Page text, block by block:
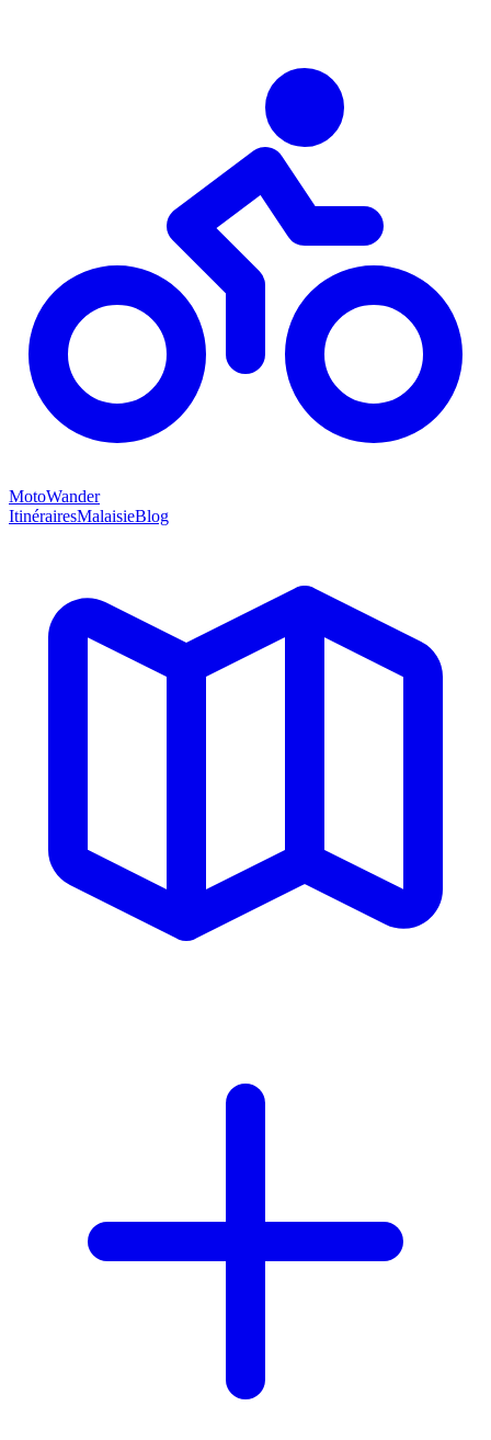
MotoWander
ItinérairesMalaisieBlog